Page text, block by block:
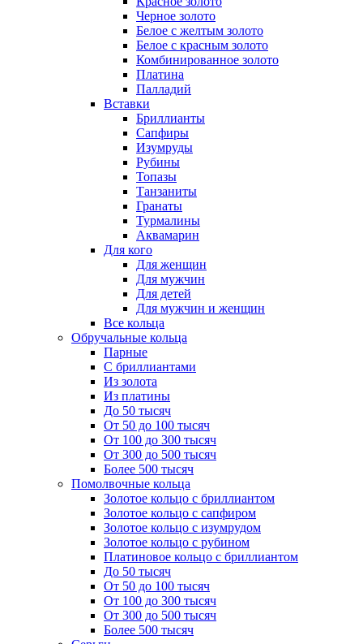
Черное золото
Белое с желтым золото
Белое с красным золото
Комбинированное золото
Платина
Палладий
Вставки
Бриллианты
Сапфиры
Изумруды
Рубины
Топазы
Танзаниты
Гранаты
Турмалины
Аквамарин
Для кого
Для женщин
Для мужчин
Для детей
Для мужчин и женщин
Все кольца
Обручальные кольца
Парные
С бриллиантами
Из золота
Из платины
До 50 тысяч
От 50 до 100 тысяч
От 100 до 300 тысяч
От 300 до 500 тысяч
Более 500 тысяч
Помолвочные кольца
Золотое кольцо с бриллиантом
Золотое кольцо с сапфиром
Золотое кольцо с изумрудом
Золотое кольцо с рубином
Платиновое кольцо с бриллиантом
До 50 тысяч
От 50 до 100 тысяч
От 100 до 300 тысяч
От 300 до 500 тысяч
Более 500 тысяч